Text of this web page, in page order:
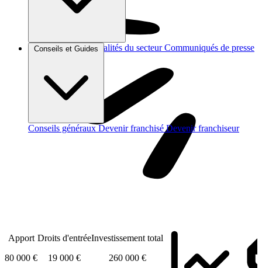
Brèves et actus Actualités du secteur Communiqués de presse
Conseils et Guides
Conseils généraux Devenir franchisé Devenir franchiseur
Apport
80 000 €
Droits d'entrée
19 000 €
Investissement total
260 000 €